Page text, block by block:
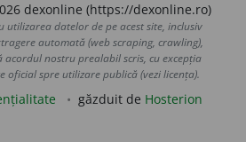
dexonline (https://dexonline.ro)
utilizarea datelor de pe acest site, inclusiv
automată (web scraping, crawling),
acordul nostru prealabil scris, cu excepția
oficial spre utilizare publică (vezi licența).
găzduit de Hosterion